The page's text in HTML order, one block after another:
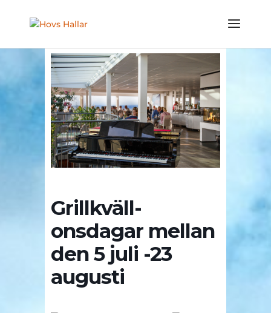
Grillkväll-
onsdagar mellan
den 5 juli -23
augusti